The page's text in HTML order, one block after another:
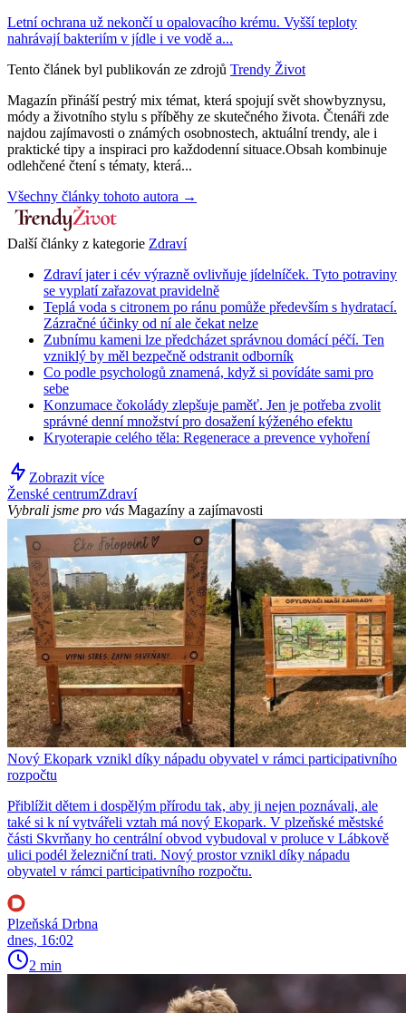
Letní ochrana už nekončí u opalovacího krému. Vyšší teploty
nahrávají bakteriím v jídle i ve vodě a...
Tento článek byl publikován ze zdrojů Trendy Život
Magazín přináší pestrý mix témat, která spojují svět showbyznysu,
módy a životního stylu s příběhy ze skutečného života. Čtenáři zde
najdou zajímavosti o známých osobnostech, aktuální trendy, ale i
praktické tipy a inspiraci pro každodenní situace.Obsah kombinuje
odlehčené čtení s tématy, která...
Všechny články tohoto autora →
Další články z kategorie Zdraví
Zdraví jater i cév výrazně ovlivňuje jídelníček. Tyto potraviny
se vyplatí zařazovat pravidelně
Teplá voda s citronem po ránu pomůže především s hydratací.
Zázračné účinky od ní ale čekat nelze
Zubnímu kameni lze předcházet správnou domácí péčí. Ten
vzniklý by měl bezpečně odstranit odborník
Co podle psychologů znamená, když si povídáte sami pro
sebe
Konzumace čokolády zlepšuje paměť. Jen je potřeba zvolit
správné denní množství pro dosažení kýženého efektu
Kryoterapie celého těla: Regenerace a prevence vyhoření
Zobrazit více
Ženské centrumZdraví
Vybrali jsme pro vás Magazíny a zajímavosti
Nový Ekopark vznikl díky nápadu obyvatel v rámci participativního
rozpočtu
Přiblížit dětem i dospělým přírodu tak, aby ji nejen poznávali, ale
také si k ní vytvářeli vztah má nový Ekopark. V plzeňské městské
části Skvrňany ho centrální obvod vybudoval v proluce v Lábkově
ulici podél železniční trati. Nový prostor vznikl díky nápadu
obyvatel v rámci participativního rozpočtu.
Plzeňská Drbna
dnes, 16:02
2 min